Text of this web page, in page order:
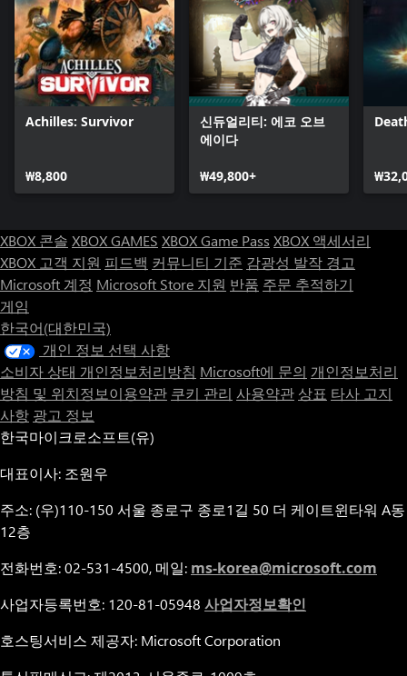
Achilles: Survivor
₩8,800
신듀얼리티: 에코 오브
에이다
₩49,800+
XBOX 콘솔 XBOX GAMES XBOX Game Pass XBOX 액세서리
XBOX 고객 지원 피드백 커뮤니티 기준 감광성 발작 경고
Microsoft 계정 Microsoft Store 지원 반품 주문 추적하기
게임
한국어(대한민국)
개인 정보 선택 사항
소비자 상태 개인정보처리방침 Microsoft에 문의 개인정보처리
방침 및 위치정보이용약관 쿠키 관리 사용약관 상표 타사 고지
사항 광고 정보
한국마이크로소프트(유)
대표이사: 조원우
주소: (우)110-150 서울 종로구 종로1길 50 더 케이트윈타워 A동
12층
전화번호: 02-531-4500, 메일: ms-korea@microsoft.com
사업자등록번호: 120-81-05948 사업자정보확인
호스팅서비스 제공자: Microsoft Corporation